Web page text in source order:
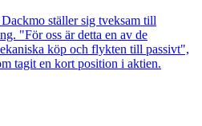
ställer sig tveksam till
"För oss är detta en av de
köp och flykten till passivt",
tagit en kort position i aktien.